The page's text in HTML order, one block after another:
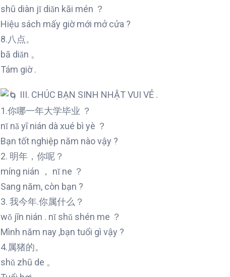
shū diàn jǐ diǎn kāi mén ？
Hiệu sách mấy giờ mới mở cửa ?
8.八点。
bā diǎn 。
Tám giờ .
III. CHÚC BẠN SINH NHẬT VUI VẺ .
1.你哪一年大学毕业 ？
nǐ nǎ yī nián dà xué bì yè ？
Bạn tốt nghiệp năm nào vậy ?
2. 明年，你呢？
míng nián ， nǐ ne ？
Sang năm, còn bạn ?
3. 我今年.你属什么？
wǒ jīn nián . nǐ shǔ shén me ？
Mình năm nay ,bạn tuổi gì vậy ?
4.属猪的。
shǔ zhū de 。